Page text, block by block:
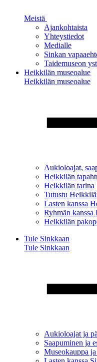
Meistä
Ajankohtaista
Yhteystiedot
Medialle
Sinkan
Taidemuseon
Heikkilän museoalue
Heikkilän museoalue
Aukioloajat,
Heikkilän
Heikkilän tarina
Tutustu
Lasten kanssa
Ryhmän kanssa
Heikkilän
Tule Sinkkaan
Tule Sinkkaan
Aukioloajat ja
Saapuminen ja
Museokauppa